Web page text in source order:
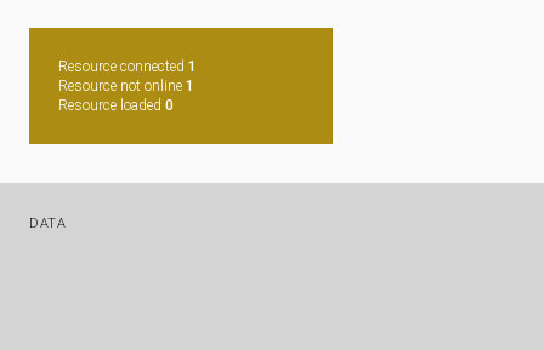
Resource connected 1
Resource not online 1
Resource loaded 0
DATA